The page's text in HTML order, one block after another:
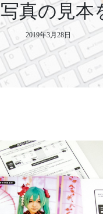
真の見本
2019年3月28日